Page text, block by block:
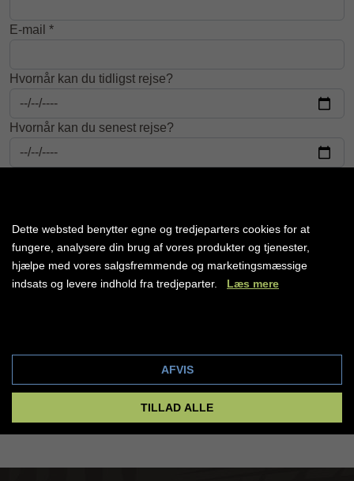
E-mail *
Hvornår kan du tidligst rejse?
Hvornår kan du senest rejse?
Bemærkninger
Dette websted benytter egne og tredjeparters cookies for at
fungere, analysere din brug af vores produkter og tjenester,
hjælpe med vores salgsfremmende og marketingsmæssige
indsats og levere indhold fra tredjeparter. Læs mere
AFVIS
TILLAD ALLE